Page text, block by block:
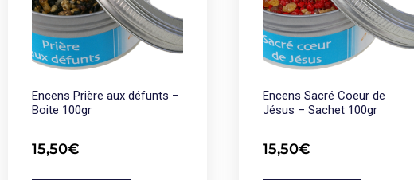
Encens Prière aux défunts –
Boite 100gr
15,50€
Encens Sacré Coeur de
Jésus – Sachet 100gr
15,50€